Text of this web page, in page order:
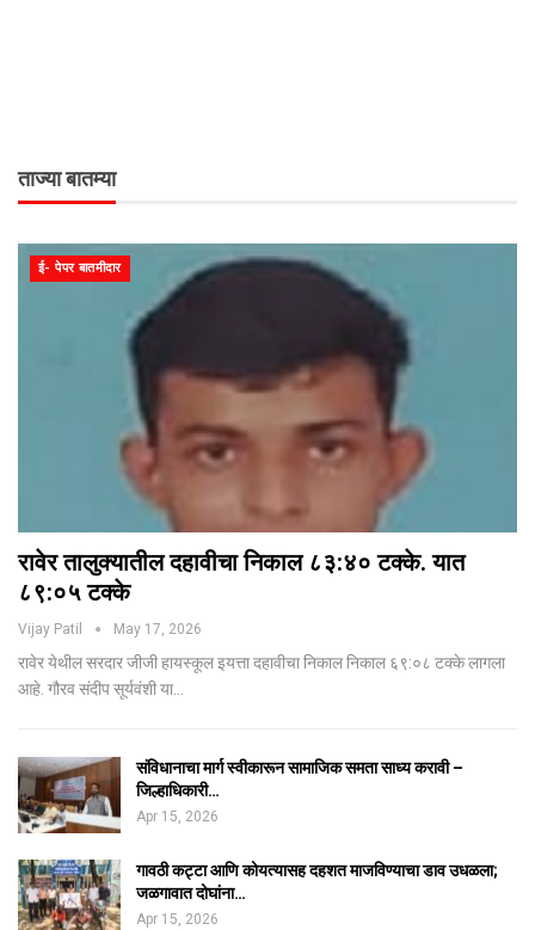
ताज्या बातम्या
ई- पेपर बातमीदार
रावेर तालुक्यातील दहावीचा निकाल ८३:४० टक्के. यात
८९:०५ टक्के
Vijay Patil May 17, 2026
रावेर येथील सरदार जीजी हायस्कूल इयत्ता दहावीचा निकाल निकाल ६९:०८ टक्के लागला
आहे. गौरव संदीप सूर्यवंशी या…
संविधानाचा मार्ग स्वीकारून सामाजिक समता साध्य करावी –
जिल्हाधिकारी…
Apr 15, 2026
गावठी कट्टा आणि कोयत्यासह दहशत माजविण्याचा डाव उधळला;
जळगावात दोघांना…
Apr 15, 2026